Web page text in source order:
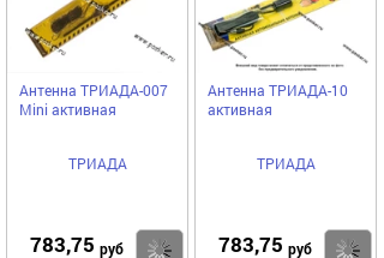
Антенна ТРИАДА-007
Mini активная
ТРИАДА
783,75 руб Купить
Антенна ТРИАДА-10
активная
ТРИАДА
783,75 руб